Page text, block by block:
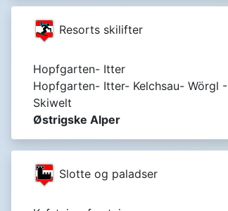
Resorts skilifter
Hopfgarten- Itter
Hopfgarten- Itter- Kelchsau- Wörgl -
Skiwelt
Østrigske Alper
Slotte og paladser